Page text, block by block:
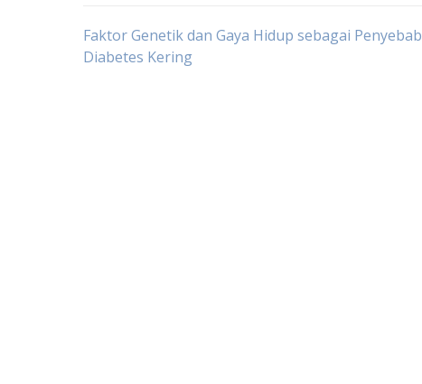
Post
Faktor Genetik dan Gaya Hidup sebagai Penyebab
Diabetes Kering